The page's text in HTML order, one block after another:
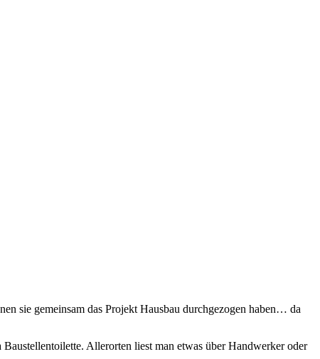
sie gemeinsam das Projekt Hausbau durchgezogen haben… da
Allerorten liest man etwas über Handwerker oder